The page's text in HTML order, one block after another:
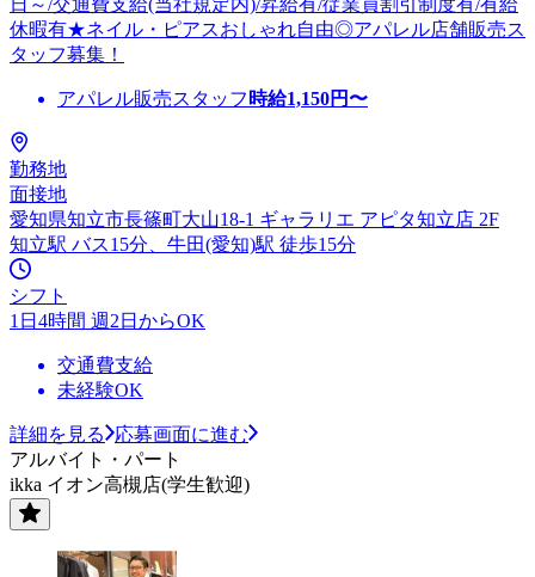
休暇有★ネイル・ピアスおしゃれ自由◎アパレル店舗販売ス
タッフ募集！
アパレル販売スタッフ 時給1,150円〜
勤務地
面接地
愛知県知立市長篠町大山18-1 ギャラリエ アピタ知立店 2F
知立駅 バス15分、牛田(愛知)駅 徒歩15分
シフト
1日4時間 週2日からOK
交通費支給
未経験OK
詳細を見る
応募画面に進む
アルバイト・パート
ikka イオン高槻店(学生歓迎)